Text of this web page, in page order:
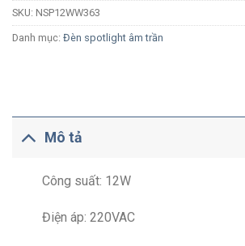
SKU: NSP12WW363
Danh mục: Đèn spotlight âm trần
Mô tả
Công suất: 12W
Điện áp: 220VAC